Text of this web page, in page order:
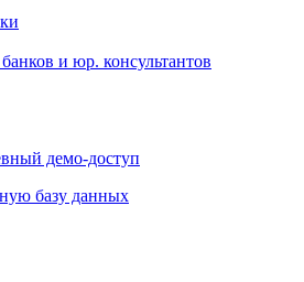
и юр. консультантов
демо-доступ
базу данных